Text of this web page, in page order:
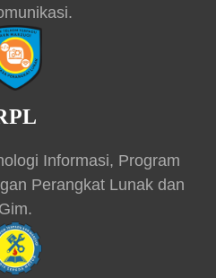
Informasi, Program
Perangkat Lunak dan
Gim.